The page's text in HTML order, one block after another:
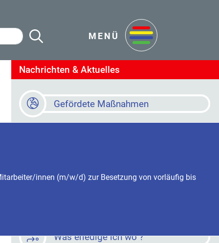
innen (m/w/d) zur Besetzung von vorläufig bis
Suche Starten
MENÜ
Nachrichten & Aktuelles
Gefördete Maßnahmen
Was erledige ich wo ?